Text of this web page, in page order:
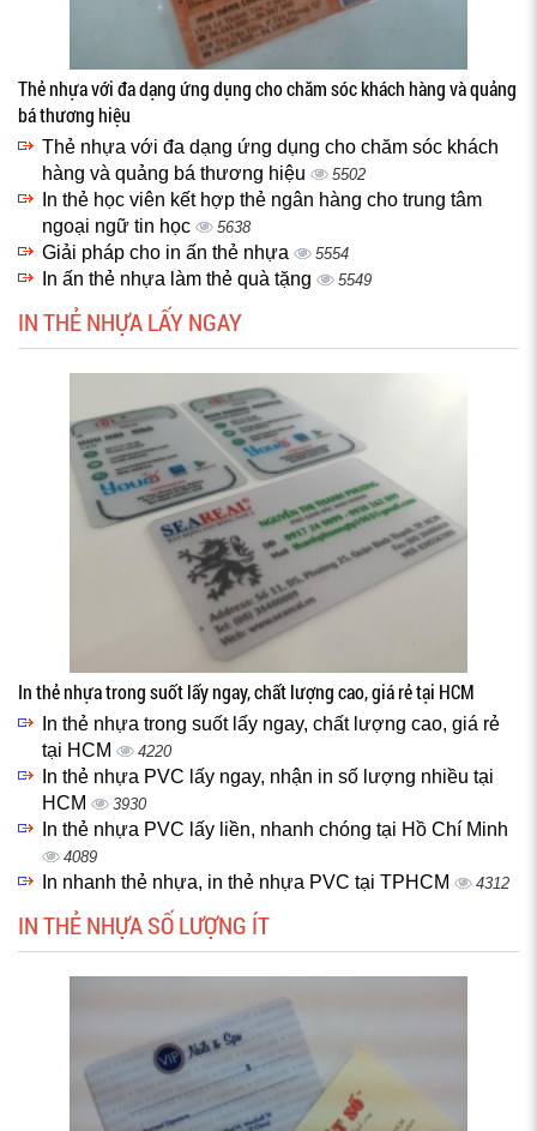
Thẻ nhựa với đa dạng ứng dụng cho chăm sóc khách hàng và quảng
bá thương hiệu
Thẻ nhựa với đa dạng ứng dụng cho chăm sóc khách
hàng và quảng bá thương hiệu
5502
In thẻ học viên kết hợp thẻ ngân hàng cho trung tâm
ngoại ngữ tin học
5638
Giải pháp cho in ấn thẻ nhựa 5554
In ấn thẻ nhựa làm thẻ quà tặng 5549
IN THẺ NHỰA LẤY NGAY
In thẻ nhựa trong suốt lấy ngay, chất lượng cao, giá rẻ tại HCM
In thẻ nhựa trong suốt lấy ngay, chất lượng cao, giá rẻ
tại HCM
4220
In thẻ nhựa PVC lấy ngay, nhận in số lượng nhiều tại
HCM
3930
In thẻ nhựa PVC lấy liền, nhanh chóng tại Hồ Chí Minh
4089
In nhanh thẻ nhựa, in thẻ nhựa PVC tại TPHCM 4312
IN THẺ NHỰA SỐ LƯỢNG ÍT